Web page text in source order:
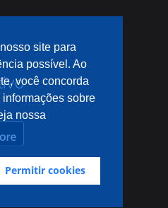
site para
possível. Ao
você concorda
sobre
nossa
Permitir cookies